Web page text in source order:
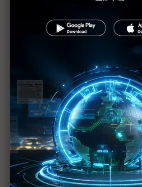
走出行動藩籬 高通欲以更多專用晶
COMPUTEX新創圓桌會議：共築全
宜鼎推工業級DDR4 2666 全面抗
威聯通榮獲2018 COMPUTEX
智慧製造需求普及 業者搶攻工業
InnoVEX新創團隊競相投入 IoT、
技